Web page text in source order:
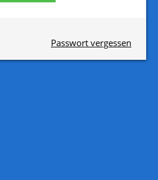
Passwort vergessen